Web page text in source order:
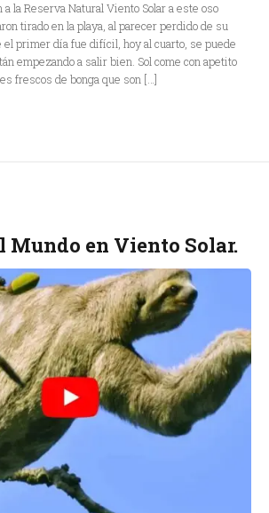
la Reserva Natural Viento Solar a este oso
tirado en la playa, al parecer perdido de su
el primer día fue difícil, hoy al cuarto, se puede
empezando a salir bien. Sol come con apetito
frescos de bonga que son […]
Mundo en Viento Solar.